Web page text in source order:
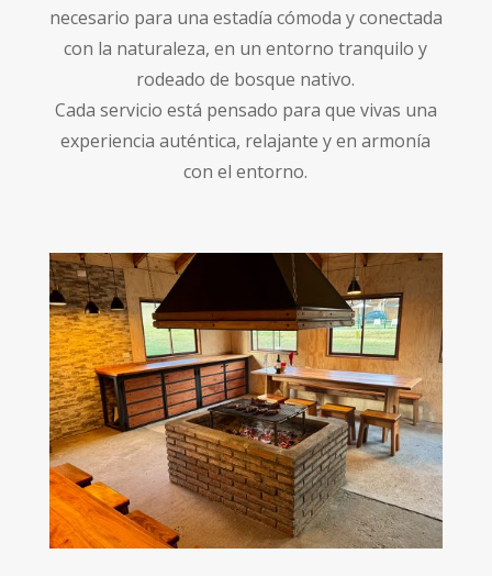
necesario para una estadía cómoda y conectada
con la naturaleza, en un entorno tranquilo y
rodeado de bosque nativo.
Cada servicio está pensado para que vivas una
experiencia auténtica, relajante y en armonía
con el entorno.